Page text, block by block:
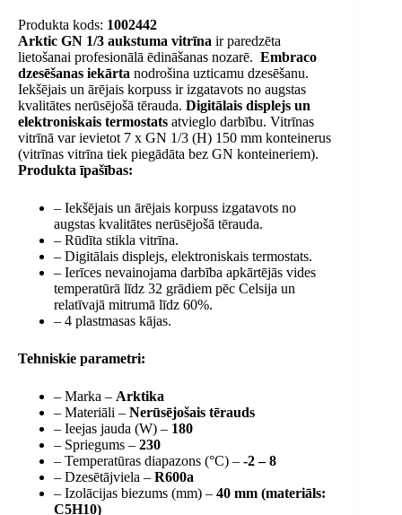
Produkta kods: 1002442
Arktic GN 1/3 aukstuma vitrīna ir paredzēta
lietošanai profesionālā ēdināšanas nozarē. Embraco
dzesēšanas iekārta nodrošina uzticamu dzesēšanu.
Iekšējais un ārējais korpuss ir izgatavots no augstas
kvalitātes nerūsējošā tērauda. Digitālais displejs un
elektroniskais termostats atvieglo darbību. Vitrīnas
vitrīnā var ievietot 7 x GN 1/3 (H) 150 mm konteinerus
(vitrīnas vitrīna tiek piegādāta bez GN konteineriem).
Produkta īpašības:
– Iekšējais un ārējais korpuss izgatavots no
augstas kvalitātes nerūsējošā tērauda.
– Rūdīta stikla vitrīna.
– Digitālais displejs, elektroniskais termostats.
– Ierīces nevainojama darbība apkārtējās vides
temperatūrā līdz 32 grādiem pēc Celsija un
relatīvajā mitrumā līdz 60%.
– 4 plastmasas kājas.
Tehniskie parametri:
– Marka – Arktika
– Materiāli – Nerūsējošais tērauds
– Ieejas jauda (W) – 180
– Spriegums – 230
– Temperatūras diapazons (°C) – -2 – 8
– Dzesētājviela – R600a
– Izolācijas biezums (mm) – 40 mm (materiāls:
C5H10)